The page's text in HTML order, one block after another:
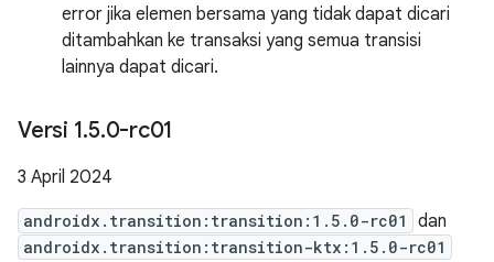
error jika elemen bersama yang tidak dapat dicari
ditambahkan ke transaksi yang semua transisi
lainnya dapat dicari.
Versi 1.5.0-rc01
3 April 2024
androidx.transition:transition:1.5.0-rc01 dan
androidx.transition:transition-ktx:1.5.0-rc01